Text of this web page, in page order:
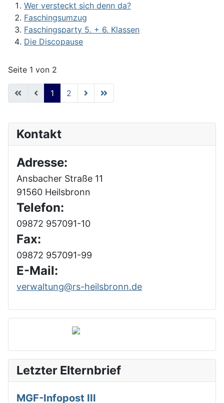
Wer versteckt sich denn da?
Faschingsumzug
Faschingsparty 5. + 6. Klassen
Die Discopause
Seite 1 von 2
1 2
Kontakt
Adresse:
Ansbacher Straße 11
91560 Heilsbronn
Telefon:
09872 957091-10
Fax:
09872 957091-99
E-Mail:
verwaltung@rs-heilsbronn.de
Letzter Elternbrief
MGF-Infopost III